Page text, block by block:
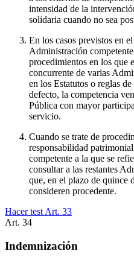
intensidad de la
solidaria cuando no sea
En los casos previstos en
Administración
procedimientos en los que
concurrente de varias
en los Estatutos o reglas
defecto, la competencia
Pública con mayor
servicio.
Cuando se trate de
responsabilidad
competente a la que se
consultar a las restantes
que, en el plazo de quince
consideren procedente.
Hacer test Art. 33
Art. 34
Indemnización